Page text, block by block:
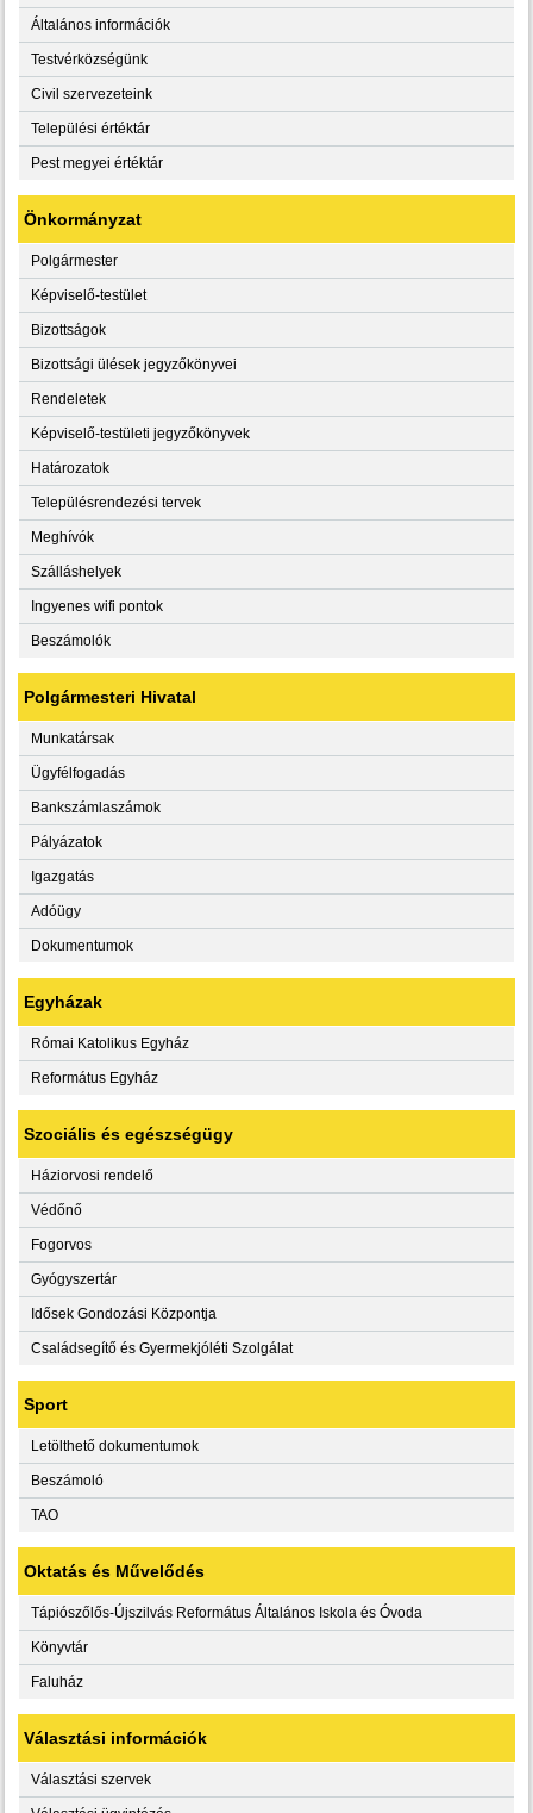
Általános információk
Testvérközségünk
Civil szervezeteink
Települési értéktár
Pest megyei értéktár
Önkormányzat
Polgármester
Képviselő-testület
Bizottságok
Bizottsági ülések jegyzőkönyvei
Rendeletek
Képviselő-testületi jegyzőkönyvek
Határozatok
Településrendezési tervek
Meghívók
Szálláshelyek
Ingyenes wifi pontok
Beszámolók
Polgármesteri Hivatal
Munkatársak
Ügyfélfogadás
Bankszámlaszámok
Pályázatok
Igazgatás
Adóügy
Dokumentumok
Egyházak
Római Katolikus Egyház
Református Egyház
Szociális és egészségügy
Háziorvosi rendelő
Védőnő
Fogorvos
Gyógyszertár
Idősek Gondozási Központja
Családsegítő és Gyermekjóléti Szolgálat
Sport
Letölthető dokumentumok
Beszámoló
TAO
Oktatás és Művelődés
Tápiószőlős-Újszilvás Református Általános Iskola és Óvoda
Könyvtár
Faluház
Választási információk
Választási szervek